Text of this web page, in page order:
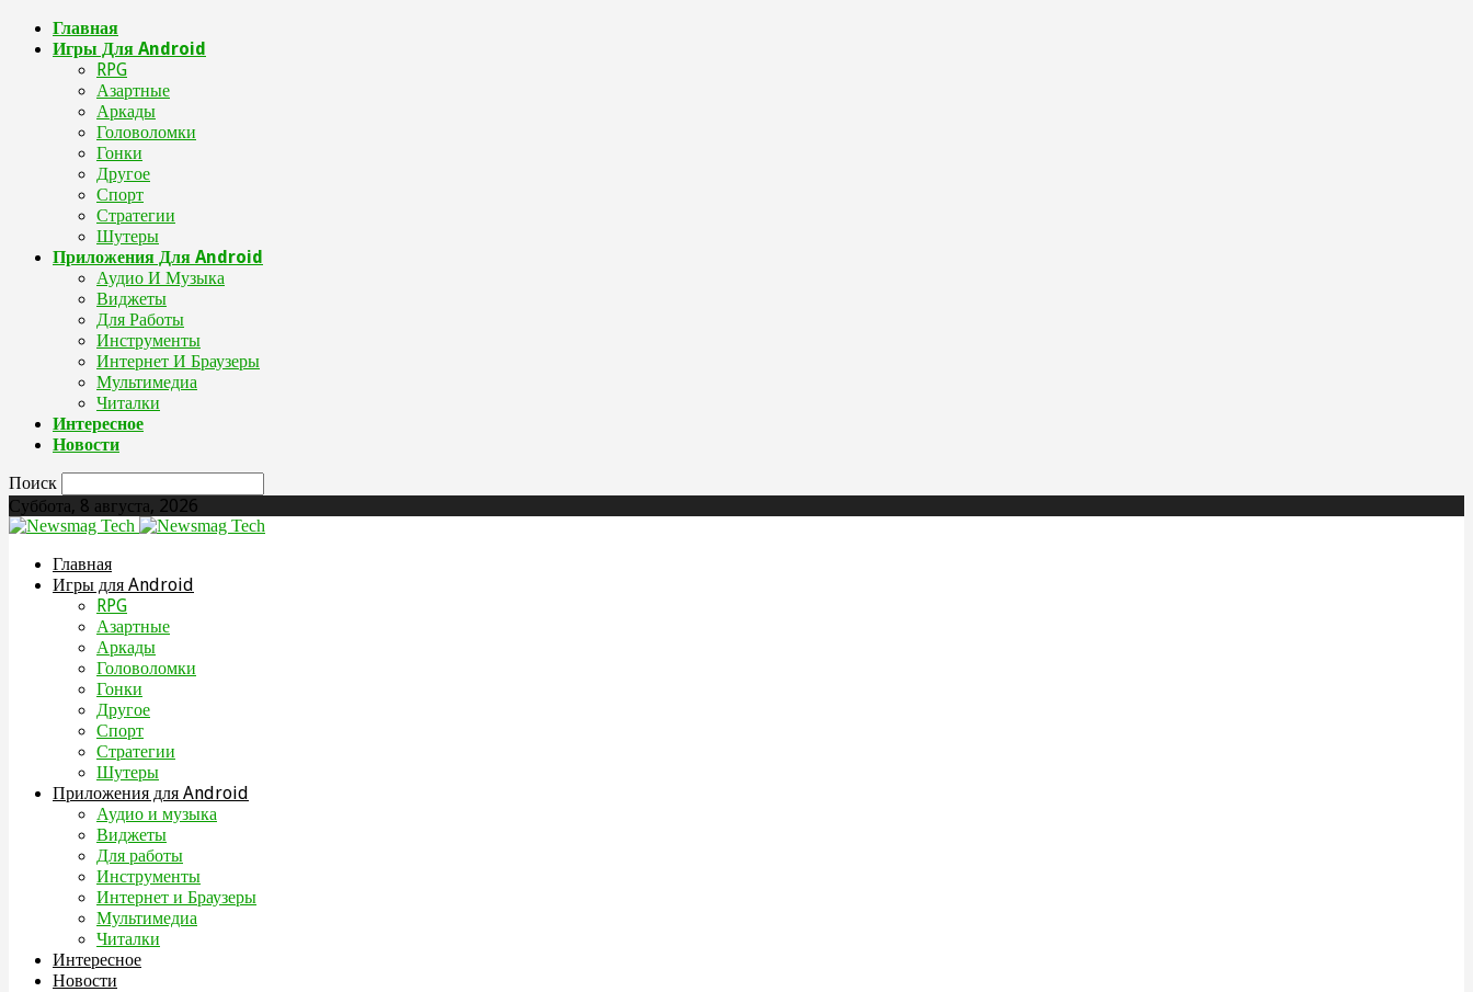
Главная
Игры Для Android
RPG
Азартные
Аркады
Головоломки
Гонки
Другое
Спорт
Стратегии
Шутеры
Приложения Для Android
Аудио И Музыка
Виджеты
Для Работы
Инструменты
Интернет И Браузеры
Мультимедиа
Читалки
Интересное
Новости
Поиск
Суббота, 8 августа, 2026
Главная
Игры для Android
RPG
Азартные
Аркады
Головоломки
Гонки
Другое
Спорт
Стратегии
Шутеры
Приложения для Android
Аудио и музыка
Виджеты
Для работы
Инструменты
Интернет и Браузеры
Мультимедиа
Читалки
Интересное
Новости